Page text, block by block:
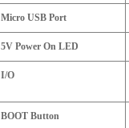
Micro USB Port
5V Power On LED
I/O
BOOT Button